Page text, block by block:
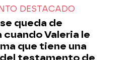
DESTACADO
queda de
cuando Valeria le
que tiene una
testamento de